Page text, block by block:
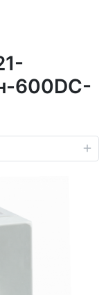
600DC-